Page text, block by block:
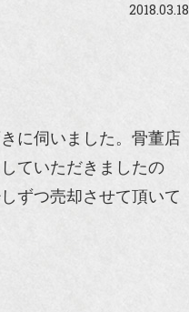
2018.03.18
に伺いました。骨董店
ていただきましたの
ずつ売却させて頂いて